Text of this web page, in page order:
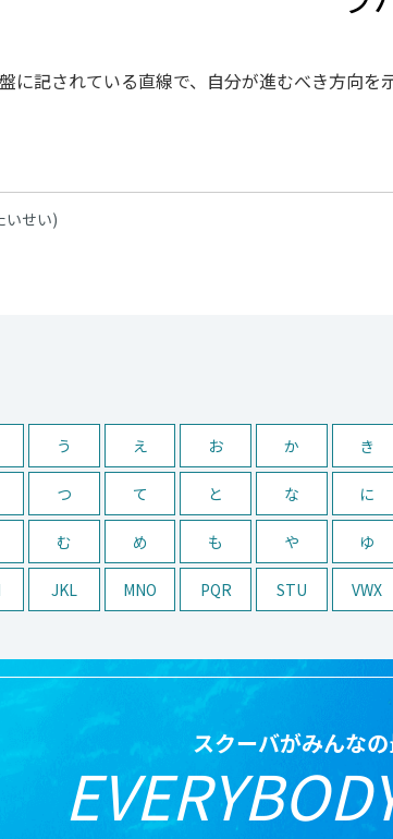
に記されている直線で、自分が進むべき方向を
いせい)
う え お か き
つ て と な に
む め も や ゆ
JKL MNO PQR STU VWX
スクーバがみんな